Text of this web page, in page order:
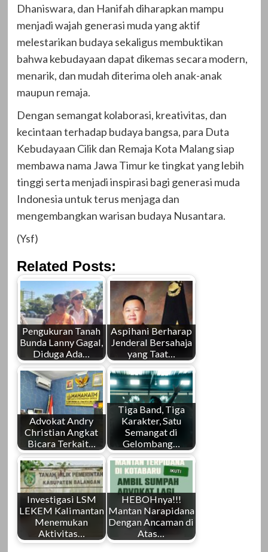
Dhaniswara, dan Hanifah diharapkan mampu
menjadi wajah generasi muda yang aktif
melestarikan budaya sekaligus membuktikan
bahwa kebudayaan dapat dikemas secara modern,
menarik, dan mudah diterima oleh anak-anak
maupun remaja.
Dengan semangat kolaborasi, kreativitas, dan
kecintaan terhadap budaya bangsa, para Duta
Kebudayaan Cilik dan Remaja Kota Malang siap
membawa nama Jawa Timur ke tingkat yang lebih
tinggi serta menjadi inspirasi bagi generasi muda
Indonesia untuk terus menjaga dan
mengembangkan warisan budaya Nusantara.
(Ysf)
Related Posts:
Pengukuran Tanah
Bunda Lanny Gagal,
Diduga Ada…
Aspihani Berharap
Jenderal Bersahaja
yang Taat…
Advokat Andry
Christian Angkat
Bicara Terkait…
Tiga Band, Tiga
Karakter, Satu
Semangat di
Gelombang…
Investigasi LSM
LEKEM Kalimantan
Menemukan
Aktivitas…
HEBOHnya!!!
Mantan Narapidana
Dengan Ancaman di
Atas…